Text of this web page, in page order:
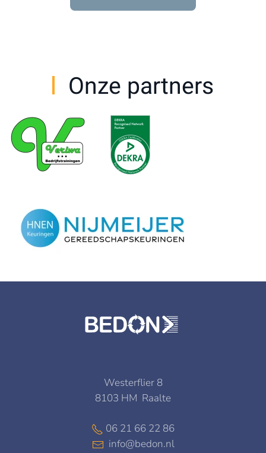
Onze partners
Westerflier 8
8103 HM Raalte
06 21 66 22 86
info@bedon.nl